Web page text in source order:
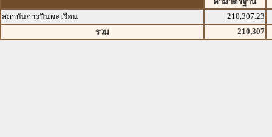
สถาบันการบินพลเรือน
210,307.23
รวม
210,307